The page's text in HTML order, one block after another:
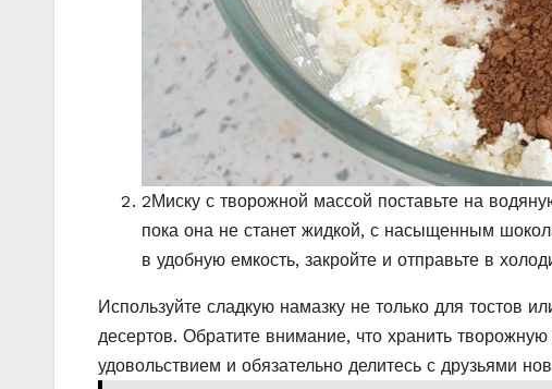
2Миску с творожной массой поставьте на
пока она не станет жидкой, с насыщенным
в удобную емкость, закройте и отправьте в
Используйте сладкую намазку не только для тостов
десертов. Обратите внимание, что хранить
удовольствием и обязательно делитесь с друзьями